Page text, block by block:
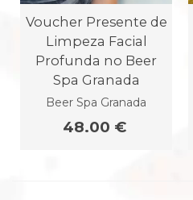
Voucher Presente de
Limpeza Facial
Profunda no Beer
Spa Granada
Beer Spa Granada
48.00 €